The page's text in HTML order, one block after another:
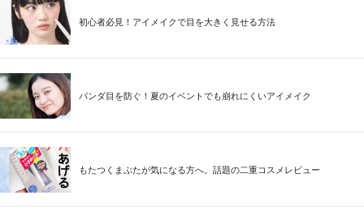
初心者必見！アイメイクで目を大きく見せる方法
パンダ目を防ぐ！夏のイベントでも崩れにくいアイメイク
もたつくまぶたが気になる方へ。話題の二重コスメレビュー